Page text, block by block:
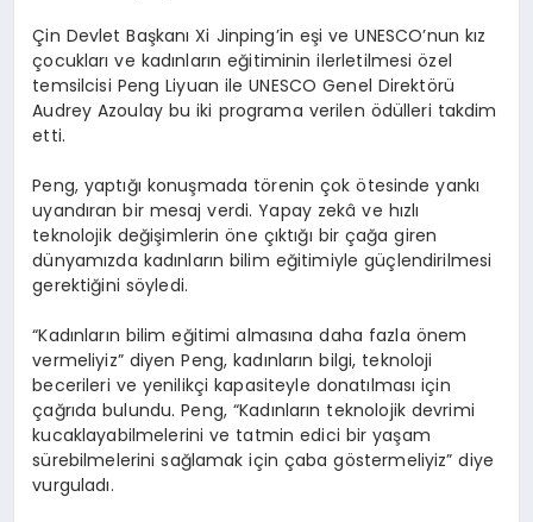
Çin Devlet Başkanı Xi Jinping’in eşi ve UNESCO’nun kız
çocukları ve kadınların eğitiminin ilerletilmesi özel
temsilcisi Peng Liyuan ile UNESCO Genel Direktörü
Audrey Azoulay bu iki programa verilen ödülleri takdim
etti.
Peng, yaptığı konuşmada törenin çok ötesinde yankı
uyandıran bir mesaj verdi. Yapay zekâ ve hızlı
teknolojik değişimlerin öne çıktığı bir çağa giren
dünyamızda kadınların bilim eğitimiyle güçlendirilmesi
gerektiğini söyledi.
“Kadınların bilim eğitimi almasına daha fazla önem
vermeliyiz” diyen Peng, kadınların bilgi, teknoloji
becerileri ve yenilikçi kapasiteyle donatılması için
çağrıda bulundu. Peng, “Kadınların teknolojik devrimi
kucaklayabilmelerini ve tatmin edici bir yaşam
sürebilmelerini sağlamak için çaba göstermeliyiz” diye
vurguladı.